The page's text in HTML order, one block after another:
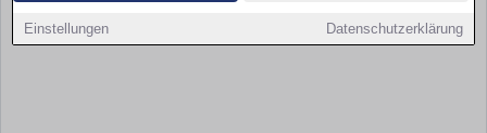
Einstellungen Datenschutzerklärung